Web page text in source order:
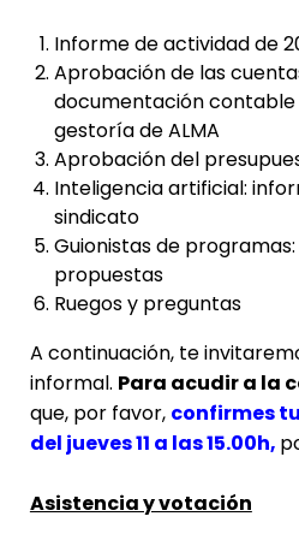
Informe de actividad de
Aprobación de las
documentación
gestoría de ALMA
Aprobación del
Inteligencia artificial:
sindicato
Guionistas de
propuestas
Ruegos y preguntas
A continuación, te
informal. Para acudir a la
que, por favor, confirmes
del jueves 11 a las 15.00h,
Asistencia y votación